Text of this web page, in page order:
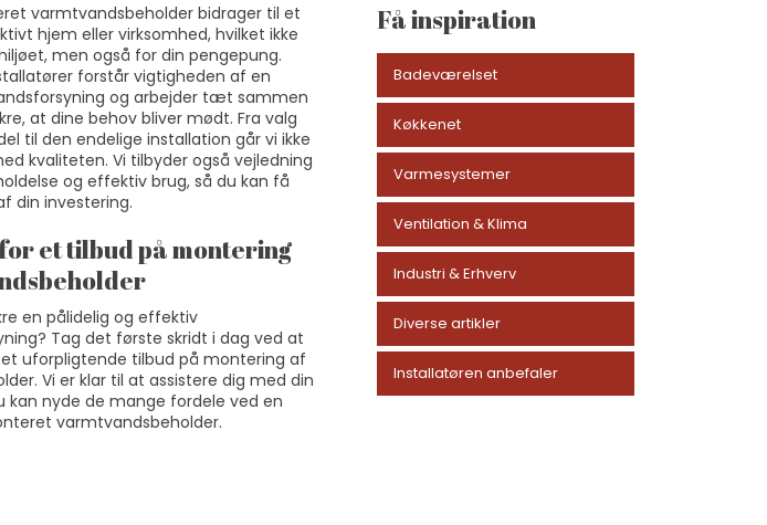
varmtvandsbeholder bidrager til et
hjem eller virksomhed, hvilket ikke
men også for din pengepung.
forstår vigtigheden af en
og arbejder tæt sammen
at dine behov bliver mødt. Fra valg
til den endelige installation går vi ikke
kvaliteten. Vi tilbyder også vejledning
og effektiv brug, så du kan få
din investering.
et tilbud på montering
en pålidelig og effektiv
Tag det første skridt i dag ved at
uforpligtende tilbud på montering af
Vi er klar til at assistere dig med din
kan nyde de mange fordele ved en
varmtvandsbeholder.​
Få inspiration
Badeværelset
Køkkenet
Varmesystemer
Ventilation & Klima
Industri & Erhverv
Diverse artikler
Installatøren anbefaler